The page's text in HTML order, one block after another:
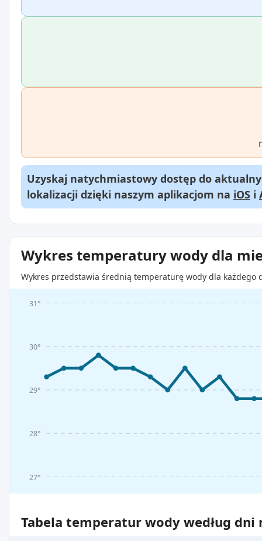
Uzyskaj natychmiastowy dostęp do
lokalizacji dzięki naszym aplikacjom na iOS i
Wykres temperatury wody dla
Wykres przedstawia średnią temperaturę wody dla
27°
28°
29°
30°
31°
Tabela temperatur wody według dni